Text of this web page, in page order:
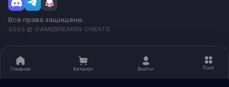
Главная Каталог Войти Еще
Все права защищены.
2026 © GAMEBREAKER CHEATS